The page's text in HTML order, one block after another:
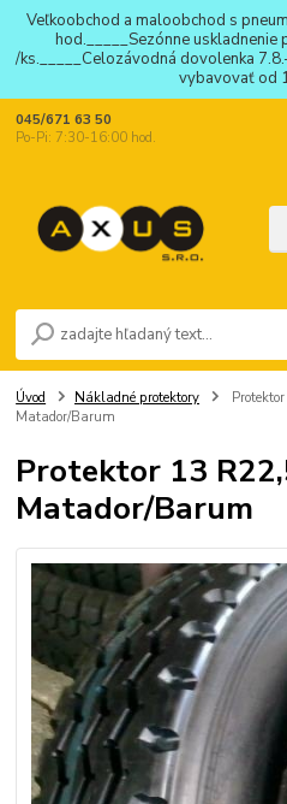
Veľkoobchod a maloobchod s
hod._____Sezónne uskladnenie
/ks._____Celozávodná dovolenka
vybavovať od
045/671 63 50
Po-Pi: 7:30-16:00 hod.
Úvod Nákladné protektory
Matador/Barum
Protektor 13
Matador/Barum